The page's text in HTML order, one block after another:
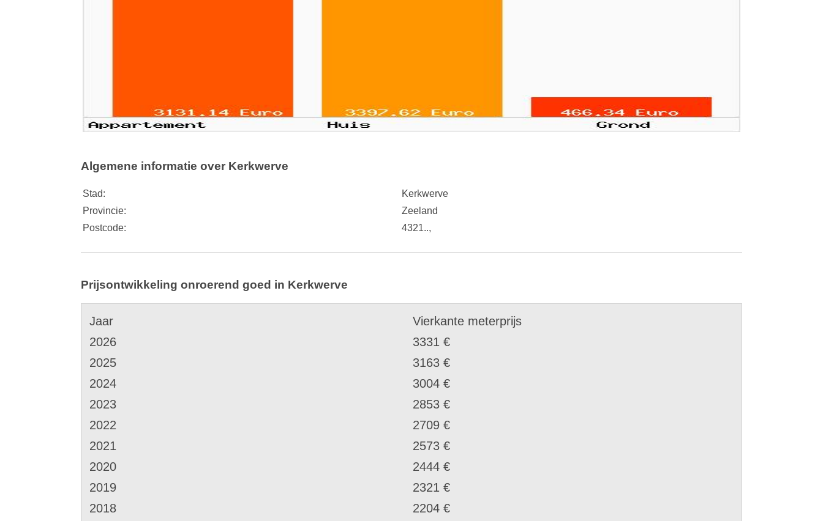
Algemene informatie over Kerkwerve
Stad:
Kerkwerve
Provincie:
Zeeland
Postcode:
4321..,
Prijsontwikkeling onroerend goed in Kerkwerve
Jaar
Vierkante meterprijs
2026
3331 €
2025
3163 €
2024
3004 €
2023
2853 €
2022
2709 €
2021
2573 €
2020
2444 €
2019
2321 €
2018
2204 €